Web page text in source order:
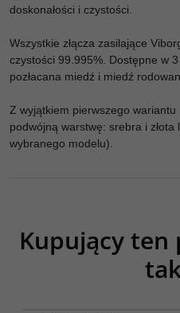
doskonałości i czystości.
Wszystkie złącza zasilające
czystości 99.995%. Dostępne w
pozłacana miedź i miedź
Z wyjątkiem pierwszego
podwójną warstwę: srebra i
wybranego modelu).
Kupujący